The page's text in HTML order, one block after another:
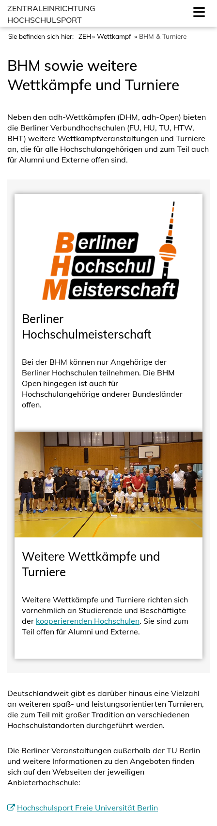
ZENTRALEINRICHTUNG
HOCHSCHULSPORT
Sie befinden sich hier: ZEH Wettkampf BHM & Turniere
BHM sowie weitere
Wettkämpfe und Turniere
Neben den adh-Wettkämpfen (DHM, adh-Open) bieten
die Berliner Verbundhochschulen (FU, HU, TU, HTW,
BHT) weitere Wettkampfveranstaltungen und Turniere
an, die für alle Hochschulangehörigen und zum Teil auch
für Alumni und Externe offen sind.
Berliner
Hochschulmeisterschaft
Bei der BHM können nur Angehörige der
Berliner Hochschulen teilnehmen. Die BHM
Open hingegen ist auch für
Hochschulangehörige anderer Bundesländer
offen.
Weitere Wettkämpfe und
Turniere
Weitere Wettkämpfe und Turniere richten sich
vornehmlich an Studierende und Beschäftigte
der kooperierenden Hochschulen. Sie sind zum
Teil offen für Alumni und Externe.
Deutschlandweit gibt es darüber hinaus eine Vielzahl
an weiteren spaß- und leistungsorientierten Turnieren,
die zum Teil mit großer Tradition an verschiedenen
Hochschulstandorten durchgeführt werden.
Die Berliner Veranstaltungen außerhalb der TU Berlin
und weitere Informationen zu den Angeboten finden
sich auf den Webseiten der jeweiligen
Anbieterhochschule:
Hochschulsport Freie Universität Berlin